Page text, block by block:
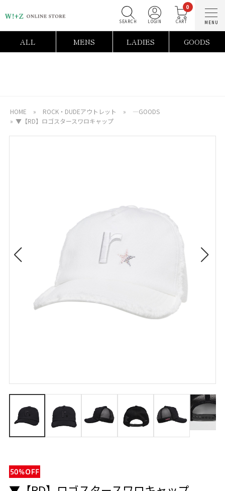
0
ALL MENS LADIES GOODS
HOME » ROCK・DUDEアウトレット »
―GOODS
» ▼【RD】ロゴスタースワロキャップ